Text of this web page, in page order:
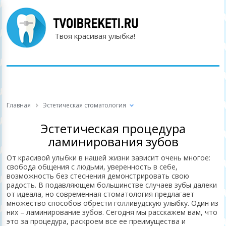
Твоя красивая улыбка!
Главная Эстетическая стоматология
Эстетическая процедура
ламинирования зубов
От красивой улыбки в нашей жизни зависит очень многое:
свобода общения с людьми, уверенность в себе,
возможность без стеснения демонстрировать свою
радость. В подавляющем большинстве случаев зубы далеки
от идеала, но современная стоматология предлагает
множество способов обрести голливудскую улыбку. Один из
них – ламинирование зубов. Сегодня мы расскажем вам, что
это за процедура, раскроем все ее преимущества и